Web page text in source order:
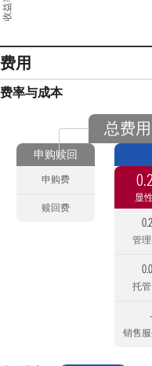
费用
费率与成本
总费用
申购赎回
申购费
赎回费
显
管
托
销售